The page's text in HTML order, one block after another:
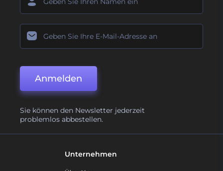
Anmelden
Sie können den Newsletter jederzeit
problemlos abbestellen.
Unternehmen